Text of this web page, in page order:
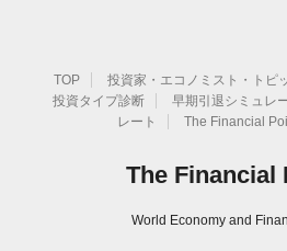
TOP 投資家・エコノミスト・トピ
投資タイプ診断
早期引退シミュレ
レート
The Financial
The Financial
World Economy and